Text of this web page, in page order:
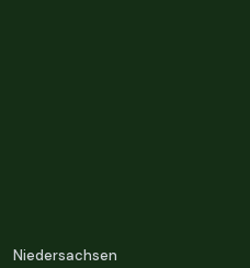
Niedersachsen